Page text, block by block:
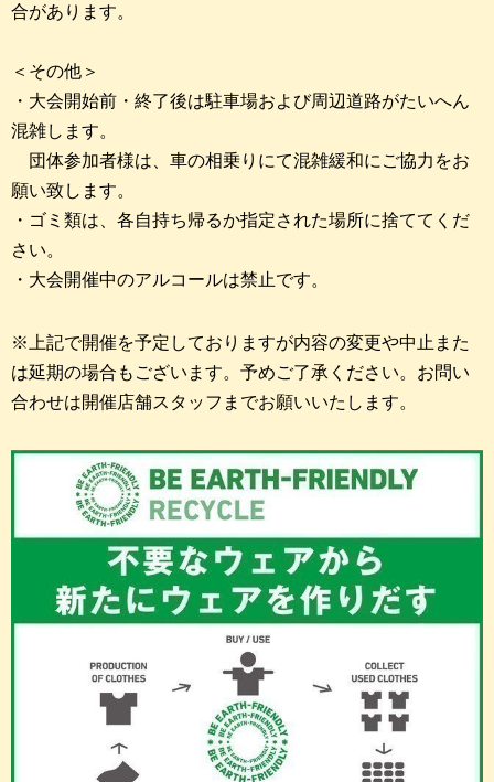
合があります。
＜その他＞
・大会開始前・終了後は駐車場および周辺道路がたいへん
混雑します。
団体参加者様は、車の相乗りにて混雑緩和にご協力をお
願い致します。
・ゴミ類は、各自持ち帰るか指定された場所に捨ててくだ
さい。
・大会開催中のアルコールは禁止です。
※上記で開催を予定しておりますが内容の変更や中止また
は延期の場合もございます。予めご了承ください。お問い
合わせは開催店舗スタッフまでお願いいたします。